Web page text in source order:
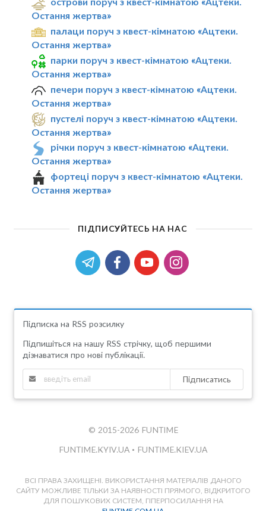
Остання жертва»
палаци поруч з квест-кімнатою «Ацтеки.
Остання жертва»
парки поруч з квест-кімнатою «Ацтеки.
Остання жертва»
печери поруч з квест-кімнатою «Ацтеки.
Остання жертва»
пустелі поруч з квест-кімнатою «Ацтеки.
Остання жертва»
річки поруч з квест-кімнатою «Ацтеки.
Остання жертва»
фортеці поруч з квест-кімнатою «Ацтеки.
Остання жертва»
ПІДПИСУЙТЕСЬ НА НАС
Підписка на RSS розсилку
Підпишіться на нашу RSS стрічку, щоб першими
дізнаватися про нові публікації.
Підписатись
© 2015-2026 FUNTIME
FUNTIME.KYIV.UA • FUNTIME.KIEV.UA
ВСІ ПРАВА ЗАХИЩЕНІ. ВИКОРИСТАННЯ МАТЕРІАЛІВ ДАНОГО
САЙТУ МОЖЛИВЕ ТІЛЬКИ ЗА НАЯВНОСТІ ПРЯМОГО, ВІДКРИТОГО
ДЛЯ ПОШУКОВИХ СИСТЕМ, ГІПЕРПОСИЛАННЯ НА